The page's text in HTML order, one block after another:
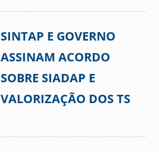
SINTAP E GOVERNO
ASSINAM ACORDO
SOBRE SIADAP E
VALORIZAÇÃO DOS TS